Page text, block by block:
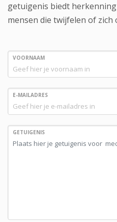
getuigenis biedt
mensen die twijfelen of
VOORNAAM
E-MAILADRES
GETUIGENIS